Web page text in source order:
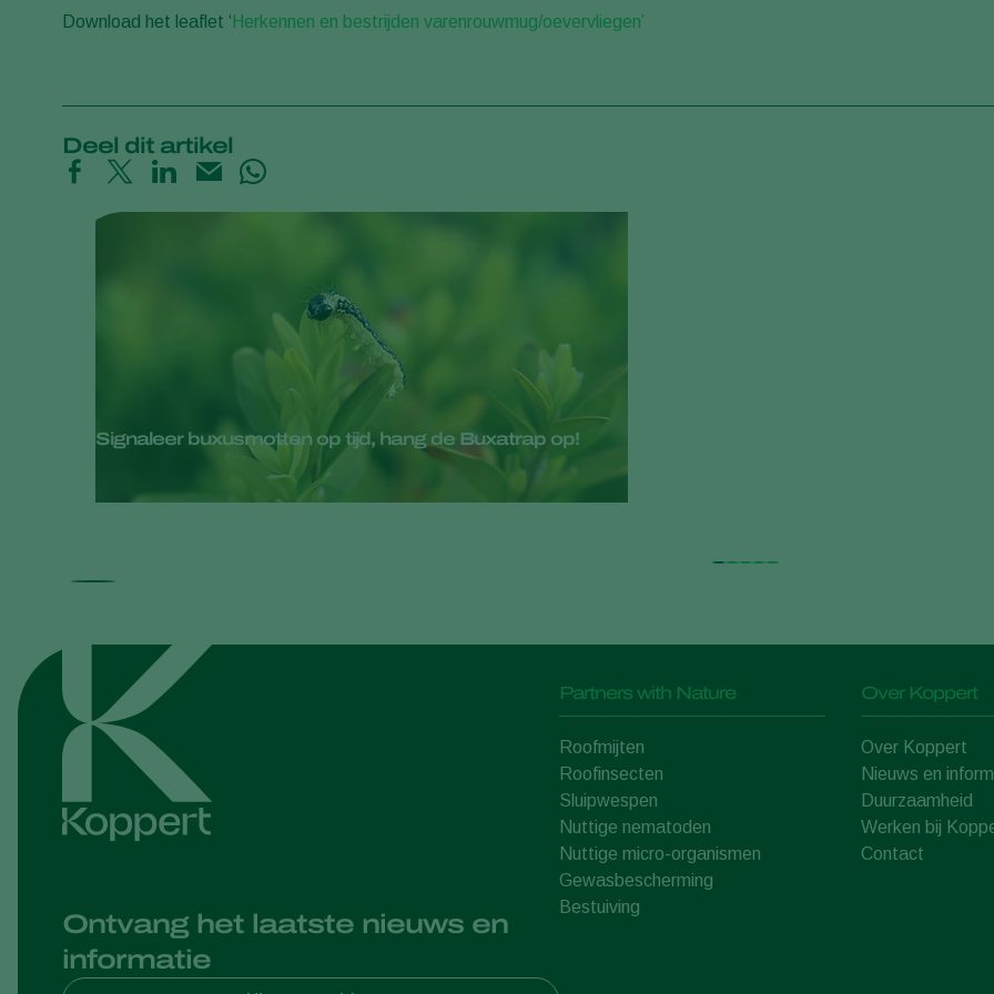
Download het leaflet ‘ Herkennen en bestrijden varenrouwmug/oevervliegen’
Deel dit artikel
Signaleer buxusmotten op tijd, hang de Buxatrap op!
Ontvang het laatste nieuws en
informatie
Partners with Nature
Roofmijten
Roofinsecten
Sluipwespen
Nuttige nematoden
Nuttige micro-organismen
Gewasbescherming
Bestuiving
Over Koppert
Over Koppert
Nieuws en
Duurzaamheid
Werken bij
Contact